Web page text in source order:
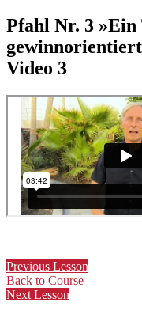
Pfahl Nr. 3 »Ein
Video 3
Previous Lesson
Back to Course
Next Lesson